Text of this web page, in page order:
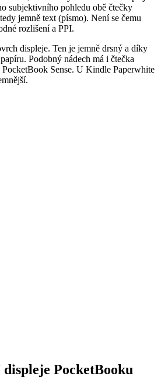
subjektivního pohledu obě čtečky
jemně text (písmo). Není se čemu
rozlišení a PPI.
displeje. Ten je jemně drsný a díky
Podobný nádech má i čtečka
Sense. U Kindle Paperwhite
PocketBooku